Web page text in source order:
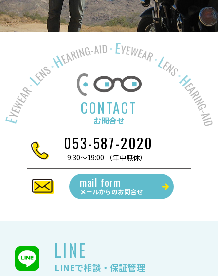
CONTACT
お問合せ
053-587-2020
9:30～19:00 （年中無休）
mail form
メールからのお問合せ
LINE
LINEで相談・保証管理